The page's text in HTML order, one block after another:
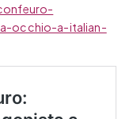
occhio-a-italian-